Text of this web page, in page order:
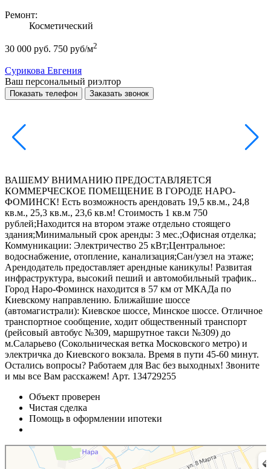
Ремонт:
Косметический
30 000 руб. 750 руб/м2
Сурикова Евгения
Ваш персональный риэлтор
Показать телефон Заказать звонок
ВАШЕМУ ВНИМАНИЮ ПРЕДОСТАВЛЯЕТСЯ
КОММЕРЧЕСКОЕ ПОМЕЩЕНИЕ В ГОРОДЕ НАРО-
ФОМИНСК! Есть возможность арендовать 19,5 кв.м., 24,8
кв.м., 25,3 кв.м., 23,6 кв.м! Стоимость 1 кв.м 750
рублей;Находится на втором этаже отдельно стоящего
здания;Минимальный срок аренды: 3 мес.;Офисная отделка;
Коммуникации: Электричество 25 кВт;Центральное:
водоснабжение, отопление, канализация;Сан/узел на этаже;
Арендодатель предоставляет арендные каникулы! Развитая
инфраструктура, высокий пеший и автомобильный трафик..
Город Наро-Фоминск находится в 57 км от МКАДа по
Киевскому направлению. Ближайшие шоссе
(автомагистрали): Киевское шоссе, Минское шоссе. Отличное
транспортное сообщение, ходит общественный транспорт
(рейсовый автобус №309, маршрутное такси №309) до
м.Саларьево (Сокольническая ветка Московского метро) и
электричка до Киевского вокзала. Время в пути 45-60 минут.
Остались вопросы? Работаем для Вас без выходных! Звоните
и мы все Вам расскажем! Арт. 134729255
Объект проверен
Чистая сделка
Помощь в оформлении ипотеки